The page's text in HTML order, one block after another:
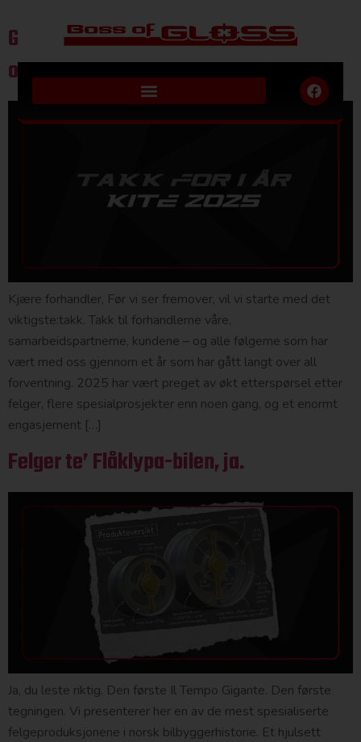
Godt nytt år – og takk for et år som
overgikk forventningene!
Kjære forhandler, Før vi ser fremover, vil vi starte med det
viktigste:takk. Takk til forhandlerne våre,
samarbeidspartnerne, kundene – og alle følgerne som har
vært med oss gjennom et år som har gått langt over all
forventning. 2025 har vært preget av økt etterspørsel etter
felger, flere spesialprosjekter enn noen gang, og et enormt
engasjement […]
Felger te’ Flåklypa-bilen, ja.
Ja, du leste riktig. Den første Il Tempo Gigante. Den første
tegningen. Vi presenterer her en av de mest spesialiserte
felgeproduksjonene i norsk bilbyggerhistorie. Et hjulsett